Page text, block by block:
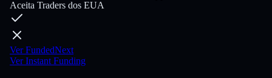
Aceita Traders dos EUA
Ver FundedNext
Ver Instant Funding